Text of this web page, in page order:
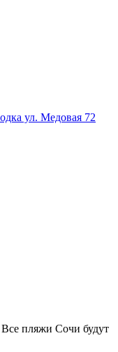
ул. Медовая 72
Все пляжи Сочи будут